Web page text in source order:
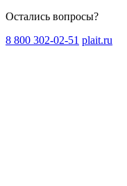
Остались вопросы?
8 800 302-02-51 plait.ru